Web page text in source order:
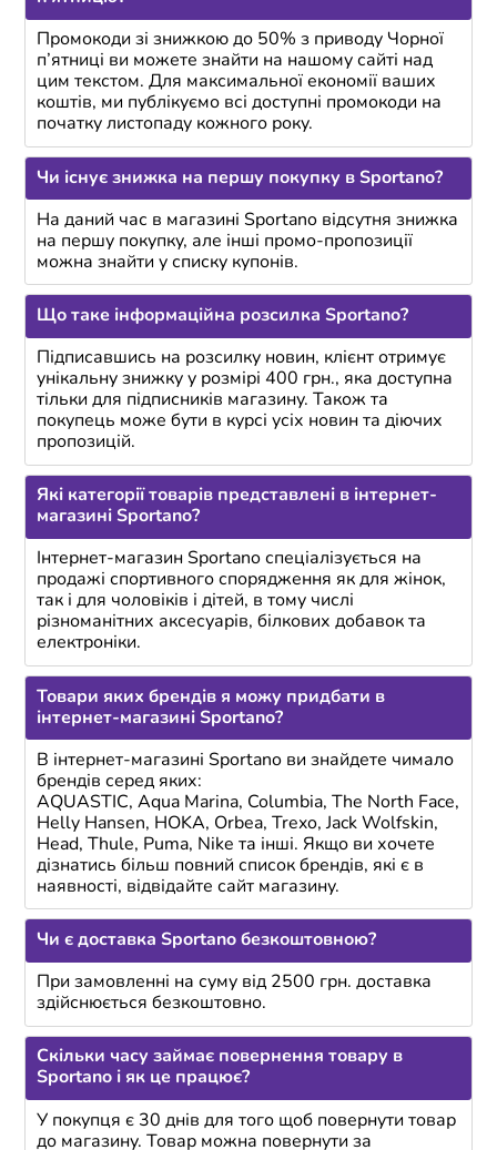
Промокоди зі знижкою до 50% з приводу Чорної
п’ятниці ви можете знайти на нашому сайті над
цим текстом. Для максимальної економії ваших
коштів, ми публікуємо всі доступні промокоди на
початку листопаду кожного року.
Чи існує знижка на першу покупку в Sportano?
На даний час в магазині Sportano відсутня знижка
на першу покупку, але інші промо-пропозиції
можна знайти у списку купонів.
Що таке інформаційна розсилка Sportano?
Підписавшись на розсилку новин, клієнт отримує
унікальну знижку у розмірі 400 грн., яка доступна
тільки для підписників магазину. Також та
покупець може бути в курсі усіх новин та діючих
пропозицій.
Які категорії товарів представлені в інтернет-
магазині Sportano?
Інтернет-магазин Sportano спеціалізується на
продажі спортивного спорядження як для жінок,
так і для чоловіків і дітей, в тому числі
різноманітних аксесуарів, білкових добавок та
електроніки.
Товари яких брендів я можу придбати в
інтернет-магазині Sportano?
В інтернет-магазині Sportano ви знайдете чимало
брендів серед яких:
AQUASTIC, Aqua Marina, Columbia, The North Face,
Helly Hansen, HOKA, Orbea, Trexo, Jack Wolfskin,
Head, Thule, Puma, Nike та інші. Якщо ви хочете
дізнатись більш повний список брендів, які є в
наявності, відвідайте сайт магазину.
Чи є доставка Sportano безкоштовною?
При замовленні на суму від 2500 грн. доставка
здійснюється безкоштовно.
Скільки часу займає повернення товару в
Sportano і як це працює?
У покупця є 30 днів для того щоб повернути товар
до магазину. Товар можна повернути за